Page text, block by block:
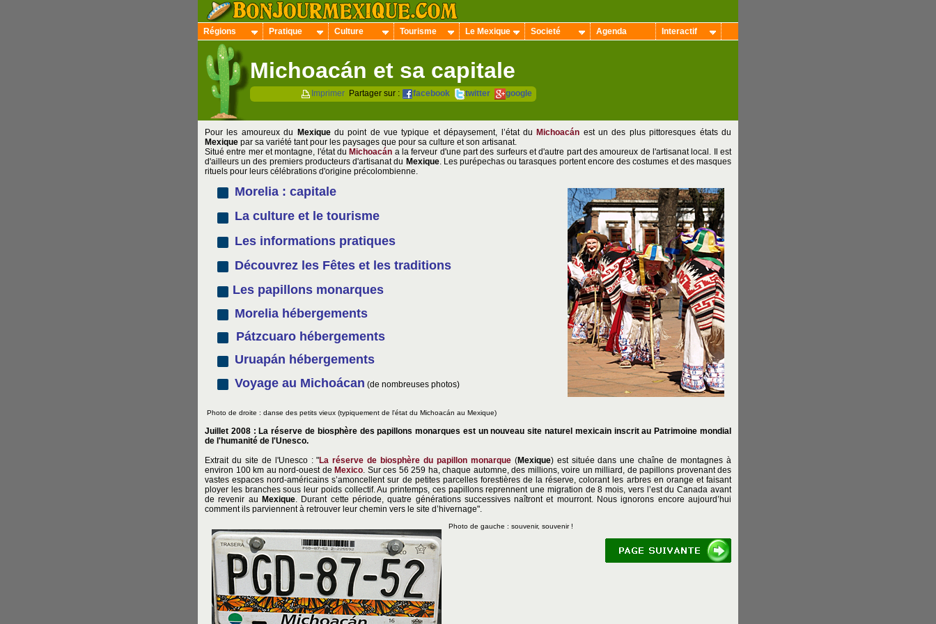
Régions Pratique Culture Tourisme Le Mexique Societé Agenda Interactif
Michoacán et sa capitale
Imprimer Partager sur : facebook twitter google
Pour les amoureux du Mexiquedu point de vue typique et dépaysement, l’état du Michoacán est un des plus pittoresques états du
Mexique par sa variété tant pour les paysages que pour sa culture et son artisanat.
Situé entre mer et montagne, l'état du Michoacán a la ferveur d'une part des surfeurs et d'autre part des amoureux de l'artisanat local. Il est
d'ailleurs un des premiers producteurs d'artisanat du Mexique. Les purépechas ou tarasques portent encore des costumes et des masques
rituels pour leurs célébrations d'origine précolombienne.
Morelia : capitale
La culture et le tourisme
Les informations pratiques
Découvrez les Fêtes et les traditions
Les papillons monarques
Morelia hébergements
Pátzcuaro hébergements
Uruapán hébergements
Voyage au Michoácan (de nombreuses photos)
Photo de droite : danse des petits vieux (typiquement de l'état du Michoacán au Mexique)
Juillet 2008 : La réserve de biosphère des papillons monarques est un nouveau site naturel mexicain inscrit au Patrimoine mondial
de l'humanité de l'Unesco.
Extrait du site de l'Unesco : "La réserve de biosphère du papillon monarque(Mexique) est située dans une chaîne de montagnes à
environ 100 km au nord-ouest de Mexico. Sur ces 56 259 ha, chaque automne, des millions, voire un milliard, de papillons provenant des
vastes espaces nord-américains s’amoncellent sur de petites parcelles forestières de la réserve, colorant les arbres en orange et faisant
ployer les branches sous leur poids collectif. Au printemps, ces papillons reprennent une migration de 8 mois, vers l’est du Canada avant
de revenir au Mexique. Durant cette période, quatre générations successives naîtront et mourront. Nous ignorons encore aujourd’hui
comment ils parviennent à retrouver leur chemin vers le site d’hivernage".
Photo de gauche : souvenir, souvenir !